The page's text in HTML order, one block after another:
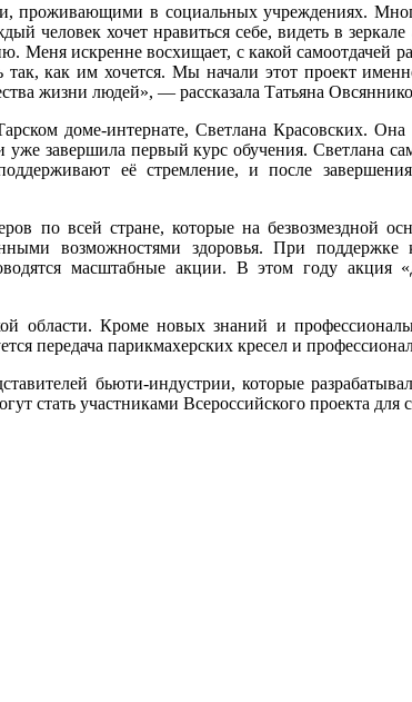
проживающими в социальных учреждениях.
человек хочет нравиться себе, видеть в
искренне восхищает, с какой самоотдачей
как им хочется. Мы начали этот проект
жизни людей», — рассказала Татьяна
доме-интернате, Светлана Красовских. Она
завершила первый курс обучения. Светлана
её стремление, и после
по всей стране, которые на безвозмездной
возможностями здоровья. При поддержке
масштабные акции. В этом году акция
области. Кроме новых знаний и
передача парикмахерских кресел и
бьюти-индустрии, которые
стать участниками Всероссийского проекта для